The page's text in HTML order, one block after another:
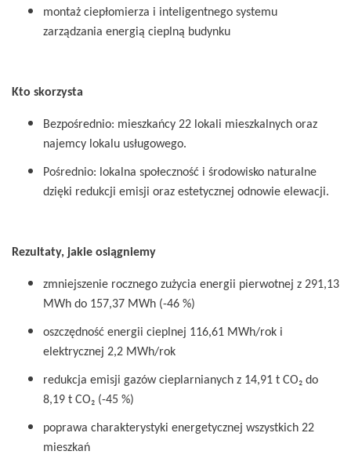
montaż ciepłomierza i inteligentnego systemu
zarządzania energią cieplną budynku
Kto skorzysta
Bezpośrednio: mieszkańcy 22 lokali mieszkalnych oraz
najemcy lokalu usługowego.
Pośrednio: lokalna społeczność i środowisko naturalne
dzięki redukcji emisji oraz estetycznej odnowie elewacji.
Rezultaty, jakie osiągniemy
zmniejszenie rocznego zużycia energii pierwotnej z 291,13
MWh do 157,37 MWh (-46 %)
oszczędność energii cieplnej 116,61 MWh/rok i
elektrycznej 2,2 MWh/rok
redukcja emisji gazów cieplarnianych z 14,91 t CO₂ do
8,19 t CO₂ (-45 %)
poprawa charakterystyki energetycznej wszystkich 22
mieszkań